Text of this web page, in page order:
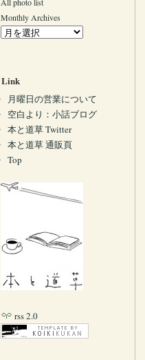
Monthly Archives
Link
月曜日の営業について
空白より：小話ブログ
本と道草 Twitter
本と道草 通販頁
Top
rss 2.0